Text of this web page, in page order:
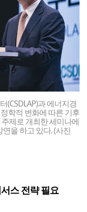
과 에너지경
학적 변화에 따른 기후
제로 개최한 세미나에
을 하고 있다. (사진
스 전략 필요